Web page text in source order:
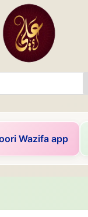
Wazifa app